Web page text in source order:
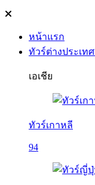
หน้าแรก
ทัวร์ต่างประเทศ
เอเชีย
ทัวร์เกาหลี
94